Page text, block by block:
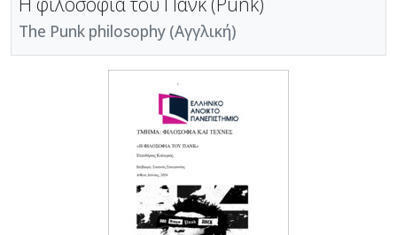
The Punk philosophy (Αγγλική)